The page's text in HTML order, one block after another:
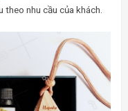
nhu cầu của khách.